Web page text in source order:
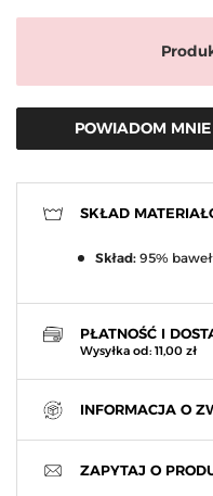
POWIADOM
SKŁAD
Skład: 95%
PŁATNOŚĆ I
Wysyłka od: 11,00 zł
INFORMACJA O
ZAPYTAJ O